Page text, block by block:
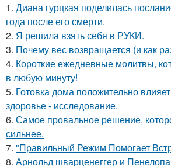
1. Диана гурцкая поделилась
года после его смерти.
2. Я решила взять себя в РУКИ.
3. Почему вес возвращается (и как
4. Короткие ежедневные молитвы,
в любую минуту!
5. Готовка дома положительно
здоровье - исследование.
6. Самое провальное решение,
сильнее.
7. "Правильный Режим Помогает
8. Арнольд шварценеггер и